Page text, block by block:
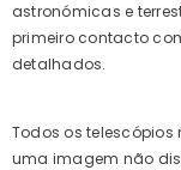
astronómicas e
primeiro contacto
detalhados.
Todos os
uma imagem não